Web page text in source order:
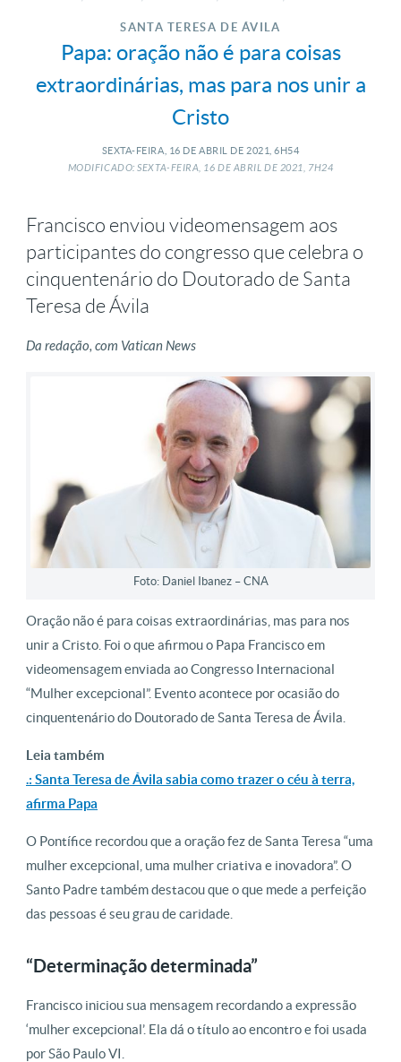
SANTA TERESA DE ÁVILA
Papa: oração não é para coisas
extraordinárias, mas para nos unir a
Cristo
SEXTA-FEIRA, 16 DE ABRIL DE 2021, 6H54
MODIFICADO: SEXTA-FEIRA, 16 DE ABRIL DE 2021, 7H24
Francisco enviou videomensagem aos
participantes do congresso que celebra o
cinquentenário do Doutorado de Santa
Teresa de Ávila
Da redação, com Vatican News
Foto: Daniel Ibanez – CNA
Oração não é para coisas extraordinárias, mas para nos
unir a Cristo. Foi o que afirmou o Papa Francisco em
videomensagem enviada ao Congresso Internacional
“Mulher excepcional”. Evento acontece por ocasião do
cinquentenário do Doutorado de Santa Teresa de Ávila.
Leia também
.: Santa Teresa de Ávila sabia como trazer o céu à terra,
afirma Papa
O Pontífice recordou que a oração fez de Santa Teresa “uma
mulher excepcional, uma mulher criativa e inovadora”. O
Santo Padre também destacou que o que mede a perfeição
das pessoas é seu grau de caridade.
“Determinação determinada”
Francisco iniciou sua mensagem recordando a expressão
‘mulher excepcional’. Ela dá o título ao encontro e foi usada
por São Paulo VI.